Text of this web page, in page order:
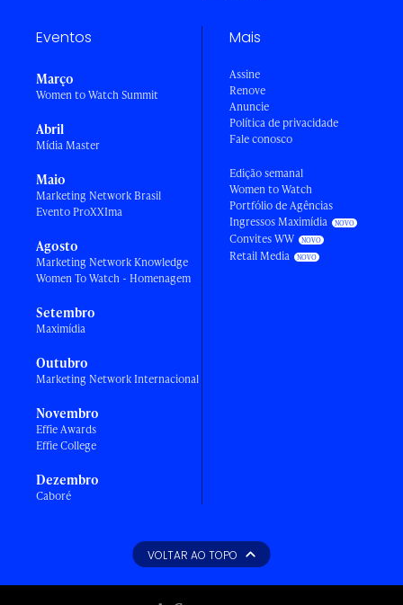
Eventos
Março
Women to Watch Summit
Abril
Mídia Master
Maio
Marketing Network Brasil
Evento ProXXIma
Agosto
Marketing Network Knowledge
Women To Watch - Homenagem
Setembro
Maximídia
Outubro
Marketing Network Internacional
Novembro
Effie Awards
Effie College
Dezembro
Caboré
Mais
Assine
Renove
Anuncie
Política de privacidade
Fale conosco
Edição semanal
Women to Watch
Portfólio de Agências
Ingressos Maximídia
Convites WW
Retail Media
VOLTAR AO TOPO